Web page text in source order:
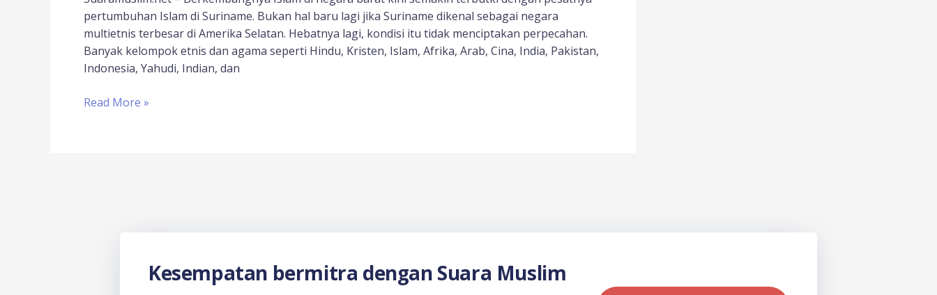
pertumbuhan Islam di Suriname. Bukan hal baru lagi jika Suriname dikenal sebagai negara
multietnis terbesar di Amerika Selatan. Hebatnya lagi, kondisi itu tidak menciptakan perpecahan.
Banyak kelompok etnis dan agama seperti Hindu, Kristen, Islam, Afrika, Arab, Cina, India, Pakistan,
Indonesia, Yahudi, Indian, dan
Read More »
Kesempatan bermitra dengan Suara Muslim